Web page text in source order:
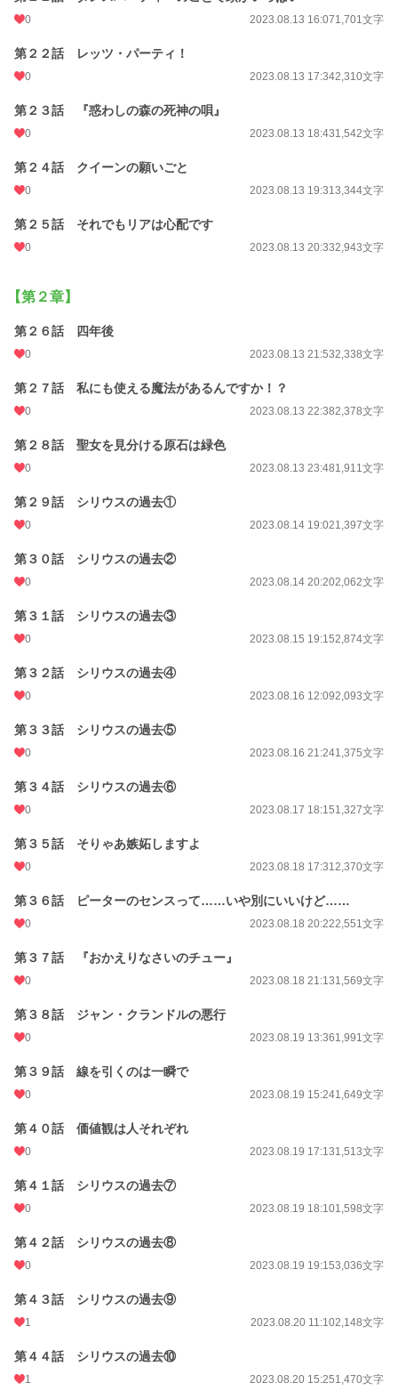
0 2023.08.13 16:071,701文字
第２２話 レッツ・パーティ！
0 2023.08.13 17:342,310文字
第２３話 『惑わしの森の死神の唄』
0 2023.08.13 18:431,542文字
第２４話 クイーンの願いごと
0 2023.08.13 19:313,344文字
第２５話 それでもリアは心配です
0 2023.08.13 20:332,943文字
【第２章】
第２６話 四年後
0 2023.08.13 21:532,338文字
第２７話 私にも使える魔法があるんですか！？
0 2023.08.13 22:382,378文字
第２８話 聖女を見分ける原石は緑色
0 2023.08.13 23:481,911文字
第２９話 シリウスの過去①
0 2023.08.14 19:021,397文字
第３０話 シリウスの過去②
0 2023.08.14 20:202,062文字
第３１話 シリウスの過去③
0 2023.08.15 19:152,874文字
第３２話 シリウスの過去④
0 2023.08.16 12:092,093文字
第３３話 シリウスの過去⑤
0 2023.08.16 21:241,375文字
第３４話 シリウスの過去⑥
0 2023.08.17 18:151,327文字
第３５話 そりゃあ嫉妬しますよ
0 2023.08.18 17:312,370文字
第３６話 ピーターのセンスって……いや別にいいけど……
0 2023.08.18 20:222,551文字
第３７話 『おかえりなさいのチュー』
0 2023.08.18 21:131,569文字
第３８話 ジャン・クランドルの悪行
0 2023.08.19 13:361,991文字
第３９話 線を引くのは一瞬で
0 2023.08.19 15:241,649文字
第４０話 価値観は人それぞれ
0 2023.08.19 17:131,513文字
第４１話 シリウスの過去⑦
0 2023.08.19 18:101,598文字
第４２話 シリウスの過去⑧
0 2023.08.19 19:153,036文字
第４３話 シリウスの過去⑨
1 2023.08.20 11:102,148文字
第４４話 シリウスの過去⑩
1 2023.08.20 15:251,470文字